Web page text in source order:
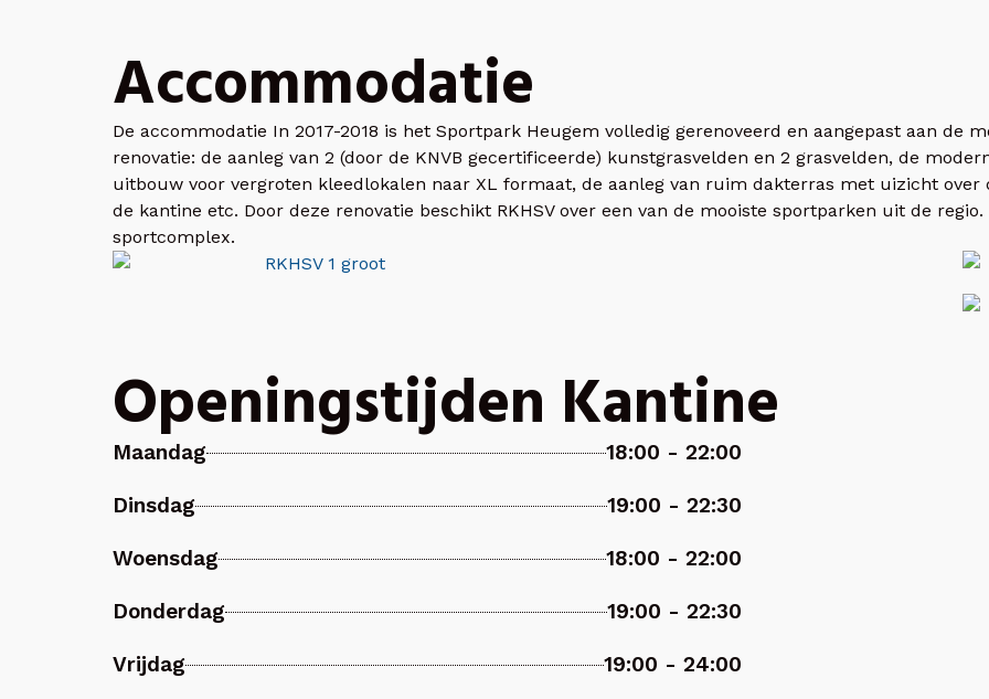
Accommodatie
De accommodatie In 2017-2018 is het Sportpark Heugem volledig gerenoveerd en aangepast aan de
renovatie: de aanleg van 2 (door de KNVB gecertificeerde) kunstgrasvelden en 2 grasvelden, de
uitbouw voor vergroten kleedlokalen naar XL formaat, de aanleg van ruim dakterras met uizicht over
de kantine etc. Door deze renovatie beschikt RKHSV over een van de mooiste sportparken uit de
sportcomplex.
Openingstijden Kantine
Maandag 18:00 - 22:00
Dinsdag 19:00 - 22:30
Woensdag 18:00 - 22:00
Donderdag 19:00 - 22:30
Vrijdag 19:00 - 24:00